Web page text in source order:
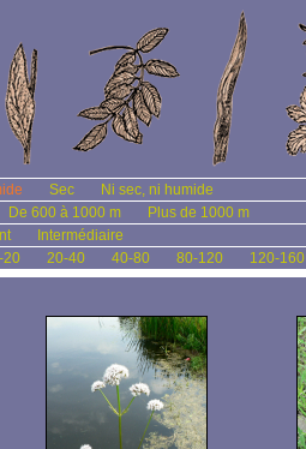
Sec
Ni sec, ni humide
De 600 à 1000 m
Plus de 1000 m
Intermédiaire
20 20-40 40-80 80-120 120-160